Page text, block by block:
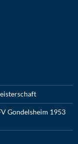
Gondelsheim 1953